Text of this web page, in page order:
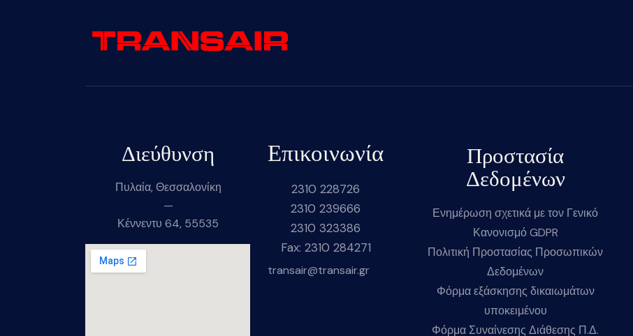
Διεύθυνση
Πυλαία, Θεσσαλονίκη
—
Κέννεντυ 64, 55535
Επικοινωνία
2310 228726
2310 239666
2310 323386
Fax: 2310 284271
transair@transair.gr
Προστασία
Δεδομένων
Ενημέρωση σχετικά με τον Γενικό
Κανονισμό GDPR
Πολιτική Προστασίας Προσωπικών
Δεδομένων
Φόρμα εξάσκησης δικαιωμάτων
υποκειμένου
Φόρμα Συναίνεσης Διάθεσης Π.Δ.